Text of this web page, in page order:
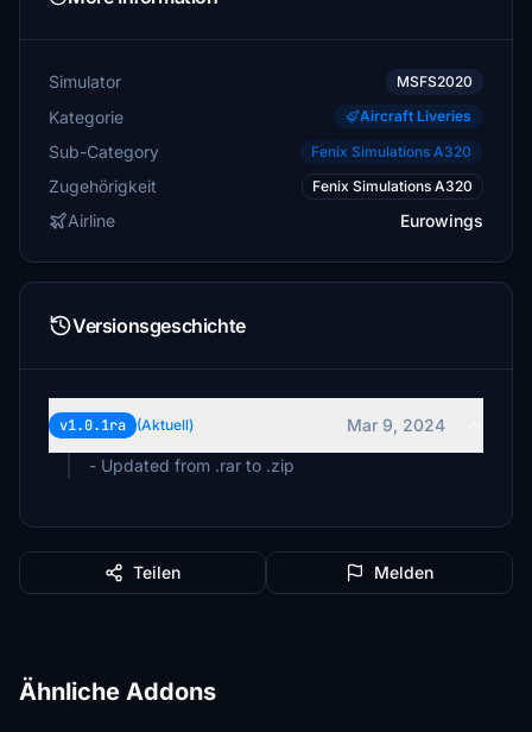
Simulator MSFS2020
Kategorie Aircraft Liveries
Sub-Category Fenix Simulations A320
Zugehörigkeit Fenix Simulations A320
Airline Eurowings
Versionsgeschichte
v1.0.1ra (Aktuell)
Mar 9, 2024
- Updated from .rar to .zip
Teilen Melden
Ähnliche Addons